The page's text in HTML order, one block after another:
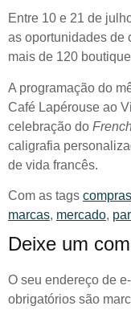
Entre 10 e 21 de
as oportunidades de
mais de 120
A programação do
Café Lapérouse ao
celebração do
caligrafia
de vida francês.
Com as tags compras
marcas, mercado,
Deixe um
O seu endereço de
obrigatórios são